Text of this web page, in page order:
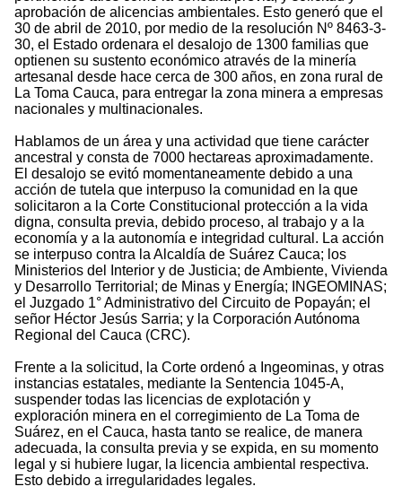
aprobación de alicencias ambientales. Esto generó que el
30 de abril de 2010, por medio de la resolución Nº 8463-3-
30, el Estado ordenara el desalojo de 1300 familias que
optienen su sustento económico através de la minería
artesanal desde hace cerca de 300 años, en zona rural de
La Toma Cauca, para entregar la zona minera a empresas
nacionales y multinacionales.
Hablamos de un área y una actividad que tiene carácter
ancestral y consta de 7000 hectareas aproximadamente.
El desalojo se evitó momentaneamente debido a una
acción de tutela que interpuso la comunidad en la que
solicitaron a la Corte Constitucional protección a la vida
digna, consulta previa, debido proceso, al trabajo y a la
economía y a la autonomía e integridad cultural. La acción
se interpuso contra la Alcaldía de Suárez Cauca; los
Ministerios del Interior y de Justicia; de Ambiente, Vivienda
y Desarrollo Territorial; de Minas y Energía; INGEOMINAS;
el Juzgado 1° Administrativo del Circuito de Popayán; el
señor Héctor Jesús Sarria; y la Corporación Autónoma
Regional del Cauca (CRC).
Frente a la solicitud, la Corte ordenó a Ingeominas, y otras
instancias estatales, mediante la Sentencia 1045-A,
suspender todas las licencias de explotación y
exploración minera en el corregimiento de La Toma de
Suárez, en el Cauca, hasta tanto se realice, de manera
adecuada, la consulta previa y se expida, en su momento
legal y si hubiere lugar, la licencia ambiental respectiva.
Esto debido a irregularidades legales.